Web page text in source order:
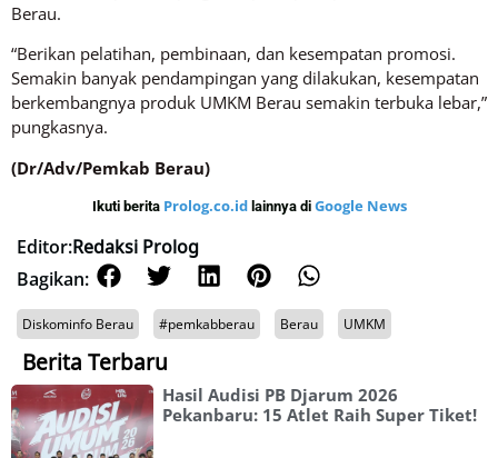
Berau.
“Berikan pelatihan, pembinaan, dan kesempatan promosi.
Semakin banyak pendampingan yang dilakukan, kesempatan
berkembangnya produk UMKM Berau semakin terbuka lebar,”
pungkasnya.
(Dr/Adv/Pemkab Berau)
Ikuti berita Prolog.co.id lainnya di Google News
Editor:Redaksi Prolog
Bagikan:
Diskominfo Berau #pemkabberau Berau UMKM
Berita Terbaru
Hasil Audisi PB Djarum 2026
Pekanbaru: 15 Atlet Raih Super Tiket!